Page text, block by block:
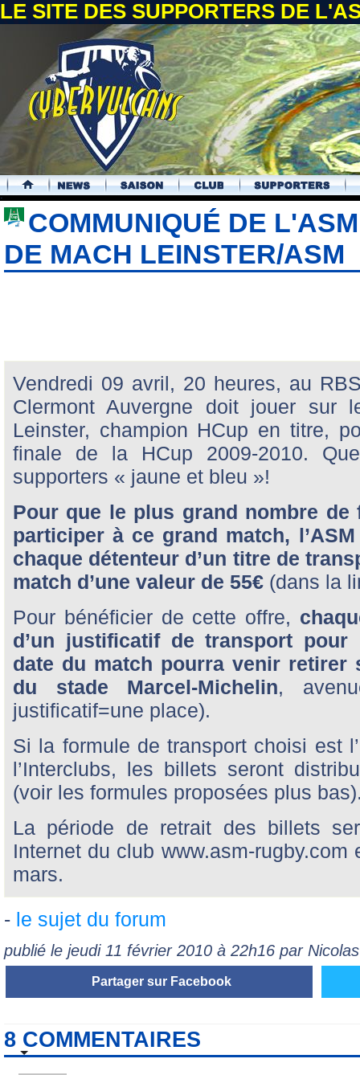
LE SITE DES SUPPORTERS DE
.
COMMUNIQUÉ DE
DE MACH LEINSTER/ASM
Vendredi 09 avril, 20 heures, au
Clermont Auvergne doit jouer sur
Leinster, champion HCup en titre,
finale de la HCup 2009-2010.
supporters « jaune et bleu »!
Pour que le plus grand nombre
participer à ce grand match,
chaque détenteur d’un titre de
match d’une valeur de 55€ (dans la
Pour bénéficier de cette offre,
d’un justificatif de transport
date du match pourra venir retirer
du stade Marcel-Michelin,
justificatif=une place).
Si la formule de transport choisi est
l’Interclubs, les billets seront
(voir les formules proposées plus
La période de retrait des billets
Internet du club www.asm-
mars.
- le sujet du forum
publié le jeudi 11 février 2010 à 22h16 par
Partager sur Facebook
8 COMMENTAIRES